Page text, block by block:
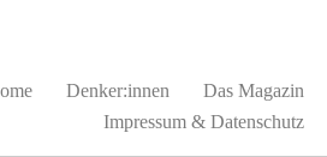
Denker:innen
Das Magazin
Impressum & Datenschutz